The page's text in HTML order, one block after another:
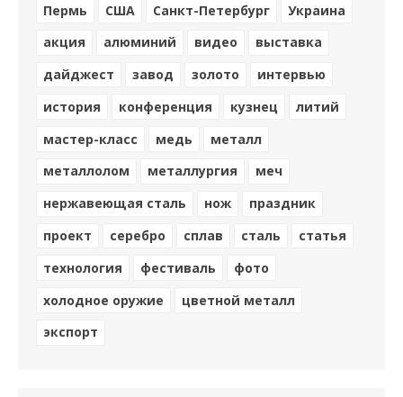
Пермь
США Санкт-Петербург
Украина
акция
алюминий видео
выставка
дайджест
завод золото
интервью
история
конференция кузнец
литий
мастер-класс
медь
металл
металлолом
металлургия
меч
нержавеющая сталь
нож
праздник
проект
серебро сплав сталь
статья
технология
фестиваль
фото
холодное оружие
цветной металл
экспорт